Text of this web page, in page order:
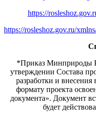
https://
https://rosleshoz.gov.ru/
*Приказ Минприроды
утверждении Состава
разработки и
формату проекта
документа». Документ
будет